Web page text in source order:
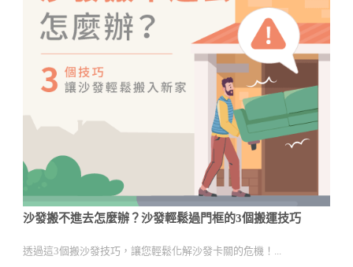
沙發搬不進去怎麼辦？沙發輕鬆過門框的3個搬運技巧
透過這3個搬沙發技巧，讓您輕鬆化解沙發卡關的危機！...